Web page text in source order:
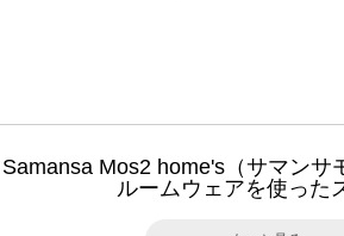
Samansa Mos2 home's（サマンサ
ルームウェアを使った